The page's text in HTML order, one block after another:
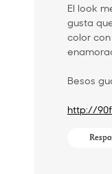
El look
gusta
color
Besos
http://